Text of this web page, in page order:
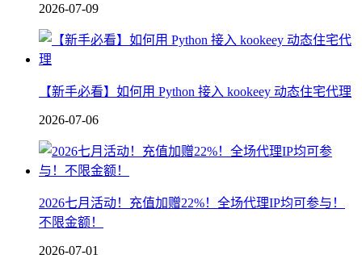
2026-07-09
【新手必看】如何用 Python 接入 kookeey 动态住宅代理
2026-07-06
2026七月活动！充值加赠22%！全场代理IP均可参与！
不限金额！
2026-07-01